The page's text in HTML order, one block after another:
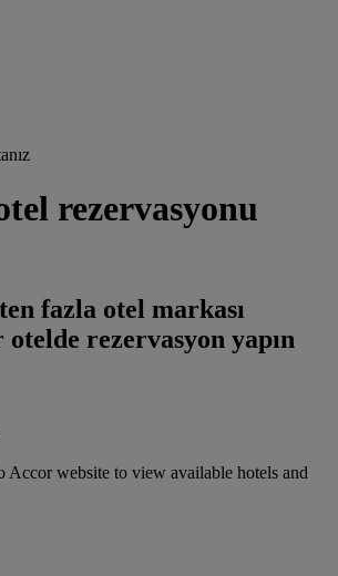
rezervasyonu
fazla otel markası
otelde rezervasyon yapın
Accor website to view available hotels and